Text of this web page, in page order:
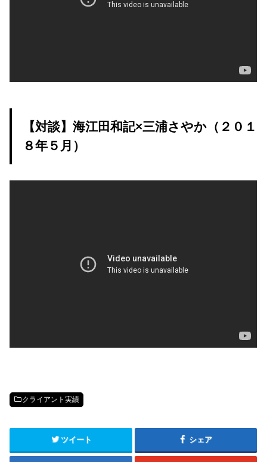
【対談】海江田和記×三浦さやか（２０１
８年５月）
クライアント実績
ツイート シェア